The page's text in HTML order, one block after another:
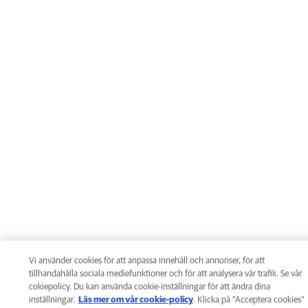
Välj
Katt Välj
AniCuraochMars Petcare och dess dotterbolagsom kan skapa ett
enklare och hälsosammare liv för mitt husdjur.
Jag är över 18 år och samtycker till att ta emot dessa
Vi använder cookies för att anpassa innehåll och annonser, för att
tillhandahålla sociala mediefunktioner och för att analysera vår trafik. Se vår
cokiepolicy. Du kan använda cookie-inställningar för att ändra dina
inställningar.
Läs mer om vår cookie-policy(opens in a new tab)
. Klicka på ”Acceptera cookies”